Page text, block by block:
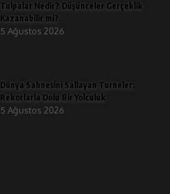
Tulpalar Nedir? Düşünceler Gerçeklik
Kazanabilir mi?
5 Ağustos 2026
Dünya Sahnesini Sallayan Turneler:
Rekorlarla Dolu Bir Yolculuk
5 Ağustos 2026